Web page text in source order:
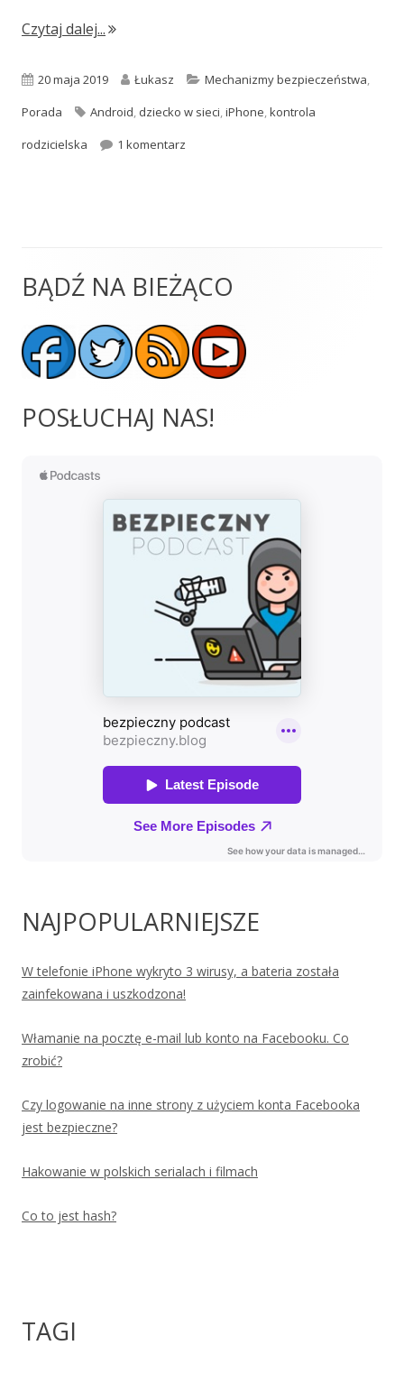
Czytaj dalej..."Jak zadbać o bezpieczeństwo dziecka w
Opublikowano
20 maja 2019 Autor
Łukasz Kategorie
Mechanizmy bezpieczeństwa,
Porada
Tagi
Android, dziecko w sieci,iPhone,kontrola
rodzicielska
1 komentarz
Główny
panel
boczny
BĄDŹ NA BIEŻĄCO
POSŁUCHAJ NAS!
NAJPOPULARNIEJSZE
W telefonie iPhone wykryto 3 wirusy, a bateria została
zainfekowana i uszkodzona!
Włamanie na pocztę e-mail lub konto na Facebooku. Co
zrobić?
Czy logowanie na inne strony z użyciem konta Facebooka
jest bezpieczne?
Hakowanie w polskich serialach i filmach
Co to jest hash?
TAGI